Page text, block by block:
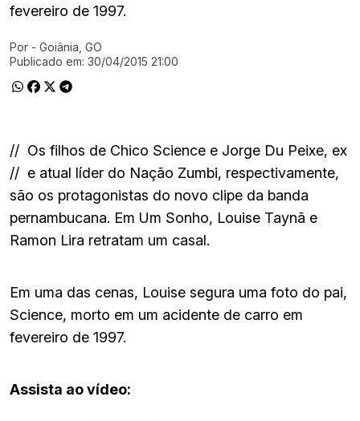
fevereiro de 1997.
Ir direto pra matéria
Por - Goiânia, GO
Publicado em: 30/04/2015 21:00
//
//
Os filhos de Chico Science e Jorge Du Peixe, ex
e atual líder do Nação Zumbi, respectivamente,
são os protagonistas do novo clipe da banda
pernambucana. Em Um Sonho, Louise Taynã e
Ramon Lira retratam um casal.
Em uma das cenas, Louise segura uma foto do pai,
Science, morto em um acidente de carro em
fevereiro de 1997.
Assista ao vídeo: